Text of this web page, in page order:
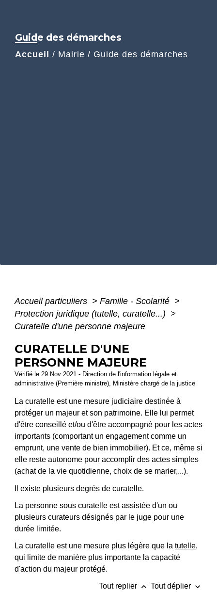
Guide des démarches
Accueil / Mairie / Guide des démarches
Accueil particuliers > Famille - Scolarité >
Protection juridique (tutelle, curatelle...) >
Curatelle d'une personne majeure
CURATELLE D'UNE
PERSONNE MAJEURE
Vérifié le 29 Nov 2021 - Direction de l'information légale et
administrative (Première ministre), Ministère chargé de la justice
La curatelle est une mesure judiciaire destinée à
protéger un majeur et son patrimoine. Elle lui permet
d'être conseillé et/ou d'être accompagné pour les actes
importants (comportant un engagement comme un
emprunt, une vente de bien immobilier). Et ce, même si
elle reste autonome pour accomplir des actes simples
(achat de la vie quotidienne, choix de se marier,...).
Il existe plusieurs degrés de curatelle.
La personne sous curatelle est assistée d'un ou
plusieurs curateurs désignés par le juge pour une
durée limitée.
La curatelle est une mesure plus légère que la tutelle,
qui limite de manière plus importante la capacité
d'action du majeur protégé.
Tout replier keyboard_arrow_up Tout déplier keyboard_arrow_down